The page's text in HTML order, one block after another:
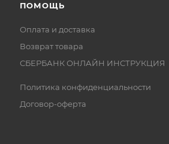
ПОМОЩЬ
Оплата и доставка
Возврат товара
СБЕРБАНК ОНЛАЙН ИНСТРУКЦИЯ
Политика конфиденциальности
Договор-оферта